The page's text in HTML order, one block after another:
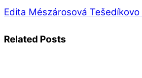
Edita Mészárosová Tešedíkovo
Related Posts